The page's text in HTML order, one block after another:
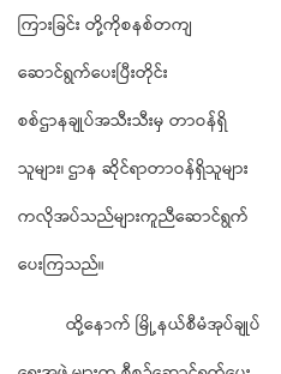
ကြားခြင်း တို့ကိုစနစ်တကျ
ဆောင်ရွက်ပေးပြီးတိုင်း
စစ်ဌာနချုပ်အသီးသီးမှ တာဝန်ရှိ
သူများ၊ ဌာန ဆိုင်ရာတာဝန်ရှိသူများ
ကလိုအပ်သည်များကူညီဆောင်ရွက်
ပေးကြသည်။
ထို့နောက် မြို့နယ်စီမံအုပ်ချုပ်